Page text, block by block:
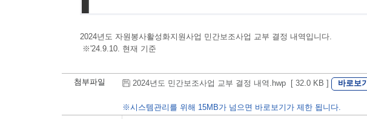
2024년도 자원봉사활성화지원사업 민간보조사업 교부 결정 내역입니다.
※'24.9.10. 현재 기준
첨부파일 2024년도 민간보조사업 교부 결정 내역.hwp [ 32.0 KB ] 바로보기
※시스템관리를 위해 15MB가 넘으면 바로보기가 제한 됩니다.